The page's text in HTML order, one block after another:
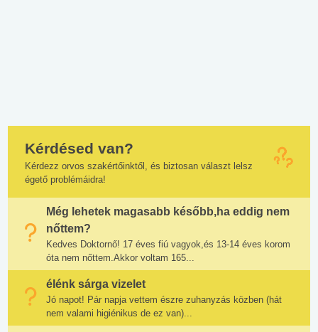
Kérdésed van?
Kérdezz orvos szakértőinktől, és biztosan választ lelsz
égető problémáidra!
Még lehetek magasabb később,ha eddig nem
nőttem?
Kedves Doktornő! 17 éves fiú vagyok,és 13-14 éves korom
óta nem nőttem.Akkor voltam 165...
élénk sárga vizelet
Jó napot! Pár napja vettem észre zuhanyzás közben (hát
nem valami higiénikus de ez van)...